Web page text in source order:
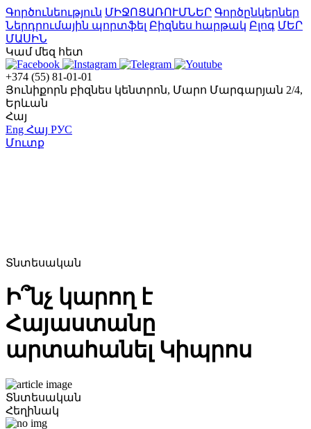
Գործունեություն ՄԻՋՈՑԱՌՈՒՄՆԵՐ Գործընկերներ
Ներդրումային պորտֆել Բիզնես հարթակ Բլոգ ՄԵՐ
ՄԱՍԻՆ
Կամ մեզ հետ
+374 (55) 81-01-01
Յունիքորն բիզնես կենտրոն, Մարո Մարգարյան 2/4,
Երևան
Հայ
Eng Հայ РУС
Մուտք
Տնտեսական
Ի՞նչ կարող է
Հայաստանը
արտահանել Կիպրոս
Տնտեսական
Հեղինակ